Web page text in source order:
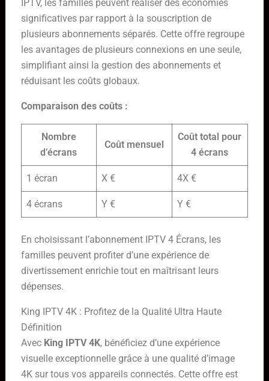
IPTV, les familles peuvent réaliser des économies
significatives par rapport à la souscription de
plusieurs abonnements séparés. Cette offre regroupe
les avantages de plusieurs connexions en une seule,
simplifiant ainsi la gestion des abonnements et
réduisant les coûts globaux.
Comparaison des coûts :
Nombre
d’écrans
Coût mensuel
Coût total pour
4 écrans
1 écran X € 4X €
4 écrans Y € Y €
En choisissant l’abonnement IPTV 4 Écrans, les
familles peuvent profiter d’une expérience de
divertissement enrichie tout en maîtrisant leurs
dépenses.
King IPTV 4K : Profitez de la Qualité Ultra Haute
Définition
Avec King IPTV 4K, bénéficiez d’une expérience
visuelle exceptionnelle grâce à une qualité d’image
4K sur tous vos appareils connectés. Cette offre est